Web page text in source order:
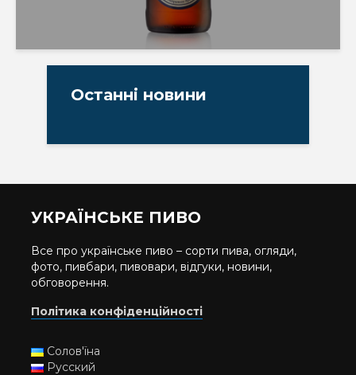
Останні новини
УКРАЇНСЬКЕ ПИВО
Все про українське пиво – сорти пива, огляди,
фото, пивбари, пивовари, відгуки, новини,
обговорення.
Політика конфіденційності
Солов'їна
Русский